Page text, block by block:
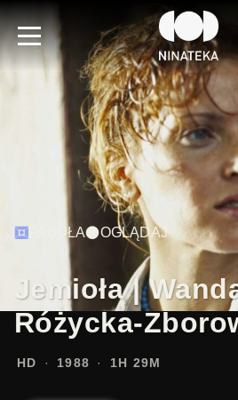
FABUŁA OGLĄDAJ
Jemioła |
Różycka-
HD 1988 1H 29M